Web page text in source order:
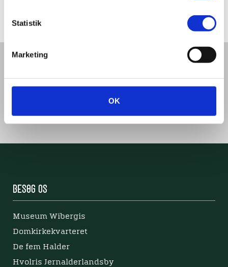
Statistik
Marketing
OK
Del denne artikel med andre:
Besøg os
Museum Wibergis
Domkirkekvarteret
De fem Halder
Hvolris Jernalderlandsby